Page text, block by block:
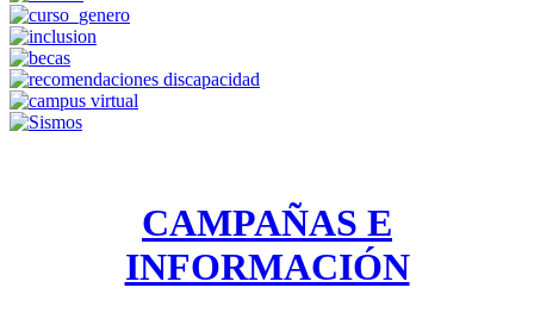
CAMPAÑAS E
INFORMACIÓN